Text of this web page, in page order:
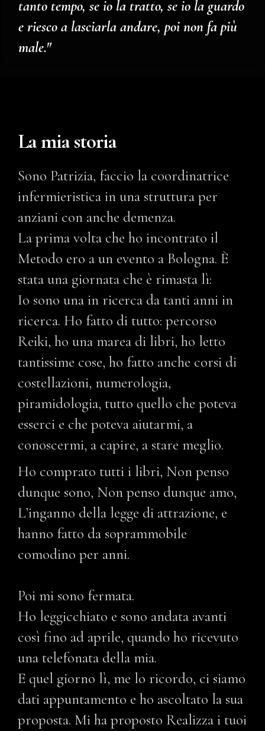
tanto tempo, se io la tratto, se io la guardo
e riesco a lasciarla andare, poi non fa più
male."
La mia storia
Sono Patrizia, faccio la coordinatrice
infermieristica in una struttura per
anziani con anche demenza.
La prima volta che ho incontrato il
Metodo ero a un evento a Bologna. È
stata una giornata che è rimasta lì:
Io sono una in ricerca da tanti anni in
ricerca. Ho fatto di tutto: percorso
Reiki, ho una marea di libri, ho letto
tantissime cose, ho fatto anche corsi di
costellazioni, numerologia,
piramidologia, tutto quello che poteva
esserci e che poteva aiutarmi, a
conoscermi, a capire, a stare meglio.
Ho comprato tutti i libri, Non penso
dunque sono, Non penso dunque amo,
L’inganno della legge di attrazione, e
hanno fatto da soprammobile
comodino per anni.
Poi mi sono fermata.
Ho leggicchiato e sono andata avanti
così fino ad aprile, quando ho ricevuto
una telefonata della mia.
E quel giorno lì, me lo ricordo, ci siamo
dati appuntamento e ho ascoltato la sua
proposta. Mi ha proposto Realizza i tuoi